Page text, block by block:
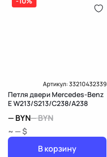
Артикул:33210432339
Петля двери Mercedes-Benz
E W213/S213/C238/A238
—BYN—BYN
~ — $
В корзину